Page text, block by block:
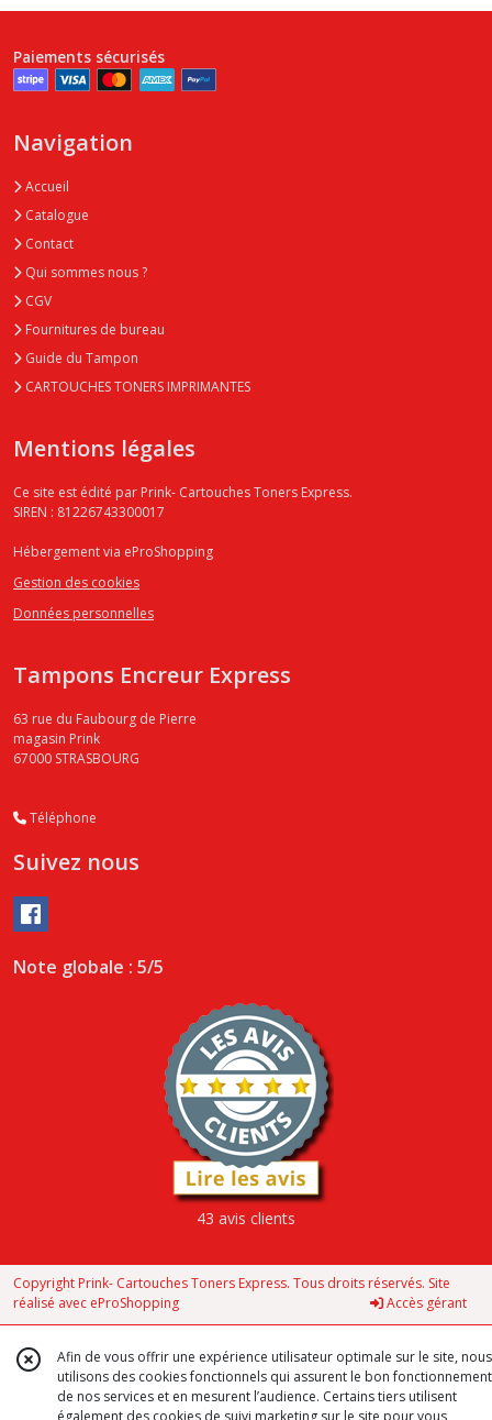
Paiements sécurisés
Navigation
Accueil
Catalogue
Contact
Qui sommes nous ?
CGV
Fournitures de bureau
Guide du Tampon
CARTOUCHES TONERS IMPRIMANTES
Mentions légales
Ce site est édité par Prink- Cartouches Toners Express.
SIREN : 81226743300017
Hébergement via eProShopping
Gestion des cookies
Données personnelles
Tampons Encreur Express
63 rue du Faubourg de Pierre
magasin Prink
67000 STRASBOURG
Téléphone
Suivez nous
Note globale : 5/5
43 avis clients
Copyright Prink- Cartouches Toners Express. Tous droits réservés. Site
réalisé avec eProShopping Accès gérant
Afin de vous offrir une expérience utilisateur optimale sur le site, nous
utilisons des cookies fonctionnels qui assurent le bon fonctionnement
de nos services et en mesurent l’audience. Certains tiers utilisent
également des cookies de suivi marketing sur le site pour vous